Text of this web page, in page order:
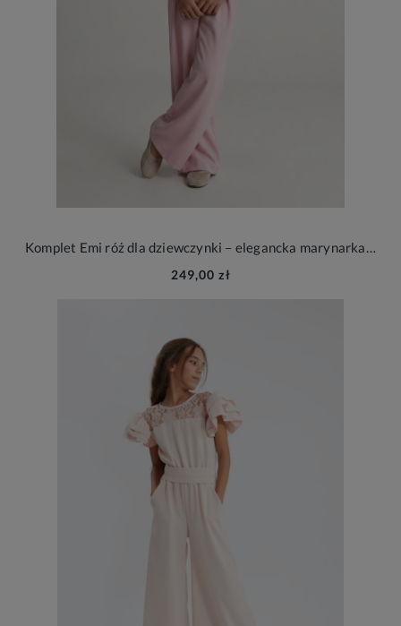
Komplet Emi róż dla dziewczynki – elegancka marynarka i spodnie na wesele i wyjątkowe okazje
249,00 zł